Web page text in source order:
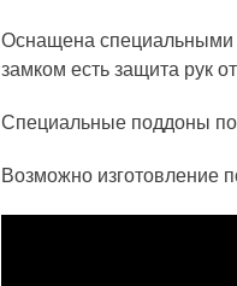
Оснащена специальными
замком есть защита рук
Специальные поддоны
Возможно изготовление